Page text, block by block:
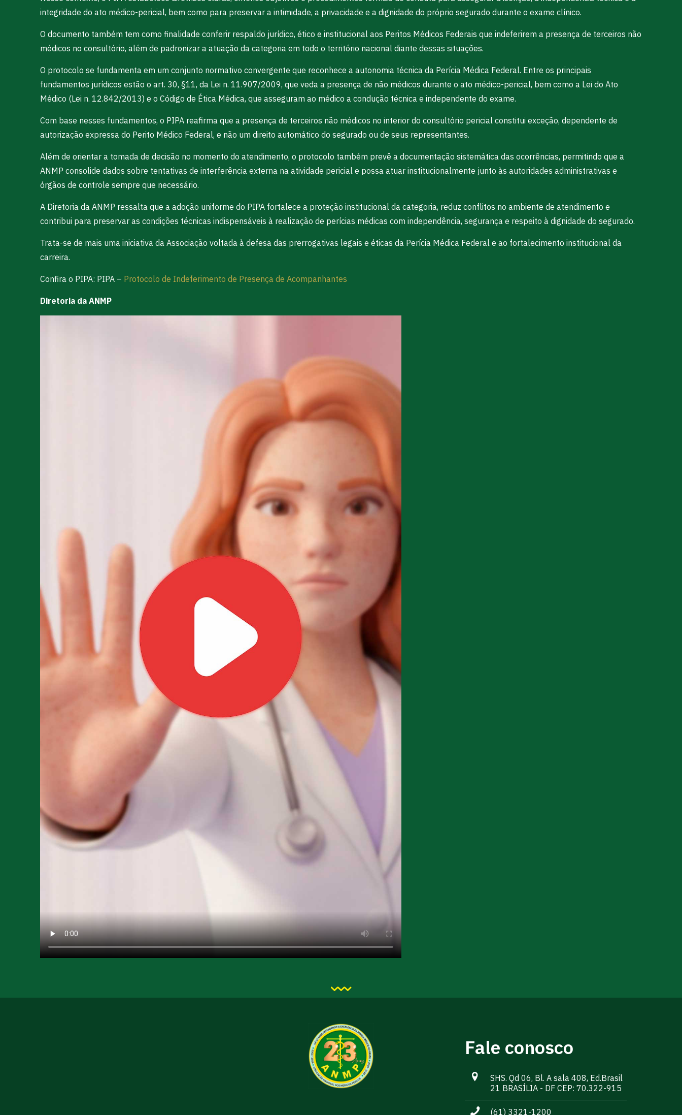
integridade do ato médico-pericial, bem como para preservar a intimidade, a privacidade e a dignidade do próprio segurado durante o exame clínico.
O documento também tem como finalidade conferir respaldo jurídico, ético e institucional aos Peritos Médicos Federais que indeferirem a presença de terceiros não
médicos no consultório, além de padronizar a atuação da categoria em todo o território nacional diante dessas situações.
O protocolo se fundamenta em um conjunto normativo convergente que reconhece a autonomia técnica da Perícia Médica Federal. Entre os principais
fundamentos jurídicos estão o art. 30, §11, da Lei n. 11.907/2009, que veda a presença de não médicos durante o ato médico-pericial, bem como a Lei do Ato
Médico (Lei n. 12.842/2013) e o Código de Ética Médica, que asseguram ao médico a condução técnica e independente do exame.
Com base nesses fundamentos, o PIPA reafirma que a presença de terceiros não médicos no interior do consultório pericial constitui exceção, dependente de
autorização expressa do Perito Médico Federal, e não um direito automático do segurado ou de seus representantes.
Além de orientar a tomada de decisão no momento do atendimento, o protocolo também prevê a documentação sistemática das ocorrências, permitindo que a
ANMP consolide dados sobre tentativas de interferência externa na atividade pericial e possa atuar institucionalmente junto às autoridades administrativas e
órgãos de controle sempre que necessário.
A Diretoria da ANMP ressalta que a adoção uniforme do PIPA fortalece a proteção institucional da categoria, reduz conflitos no ambiente de atendimento e
contribui para preservar as condições técnicas indispensáveis à realização de perícias médicas com independência, segurança e respeito à dignidade do segurado.
Trata-se de mais uma iniciativa da Associação voltada à defesa das prerrogativas legais e éticas da Perícia Médica Federal e ao fortalecimento institucional da
carreira.
Confira o PIPA: PIPA – Protocolo de Indeferimento de Presença de Acompanhantes
Diretoria da ANMP
Fale conosco
SHS. Qd 06, Bl. A sala 408, Ed.Brasil
21 BRASÍLIA - DF CEP: 70.322-915
(61) 3321-1200